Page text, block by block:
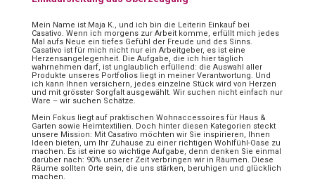
Mein Name ist Maja K., und ich bin die Leiterin Einkauf bei
Casativo. Wenn ich morgens zur Arbeit komme, erfüllt mich jedes
Mal aufs Neue ein tiefes Gefühl der Freude und des Sinns.
Casativo ist für mich nicht nur ein Arbeitgeber, es ist eine
Herzensangelegenheit. Die Aufgabe, die ich hier täglich
wahrnehmen darf, ist unglaublich erfüllend: die Auswahl aller
Produkte unseres Portfolios liegt in meiner Verantwortung. Und
ich kann Ihnen versichern, jedes einzelne Stück wird von Herzen
und mit grösster Sorgfalt ausgewählt. Wir suchen nicht einfach nur
Ware – wir suchen Schätze.
Mein Fokus liegt auf praktischen Wohnaccessoires für Haus &
Garten sowie Heimtextilien. Doch hinter diesen Kategorien steckt
unsere Mission: Mit Casativo möchten wir Sie inspirieren, Ihnen
Ideen bieten, um Ihr Zuhause zu einer richtigen Wohlfühl-Oase zu
machen. Es ist eine so wichtige Aufgabe, denn denken Sie einmal
darüber nach: 90% unserer Zeit verbringen wir in Räumen. Diese
Räume sollten Orte sein, die uns stärken, beruhigen und glücklich
machen.